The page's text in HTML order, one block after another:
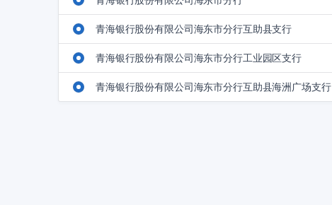
青海银行股份有限公司海东市分行互助县支行
青海银行股份有限公司海东市分行工业园区支行
青海银行股份有限公司海东市分行互助县海洲广场支行